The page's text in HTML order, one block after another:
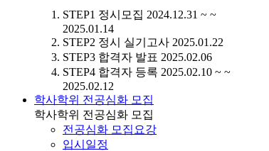
STEP1 정시모집 2024.12.31 ~ ~
2025.01.14
STEP2 정시 실기고사 2025.01.22
STEP3 합격자 발표 2025.02.06
STEP4 합격자 등록 2025.02.10 ~ ~
2025.02.12
학사학위 전공심화 모집
학사학위 전공심화 모집
전공심화 모집요강
입시일정